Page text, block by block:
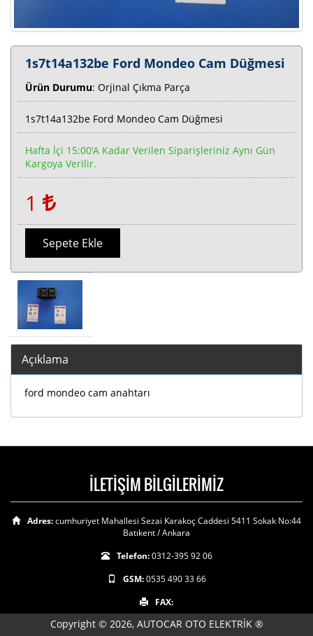
1s7t14a132be Ford Mondeo Cam Düğmesi
Ürün Durumu: Orjinal Çıkma Parça
1s7t14a132be Ford Mondeo Cam Düğmesi
Hafta İçi 15:00'a Kadar Verilen Siparişleriniz Aynı Gün
Kargoya Verilir.
1
Sepete Ekle
Açıklama
ford mondeo cam anahtarı
İLETİŞİM BİLGİLERİMİZ
Adres:cumhuriyet Mahallesi Sezai Karakoç Caddesi 5411 Sokak No:44
Batıkent / Ankara
Telefon:0312-395 92 06
GSM:0535 490 33 66
FAX:
Copyright © 2026, AUTOCAR OTO ELEKTRİK ®